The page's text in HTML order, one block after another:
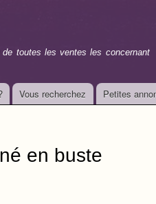
toutes les ventes les concernant
Vous recherchez Petites
en buste